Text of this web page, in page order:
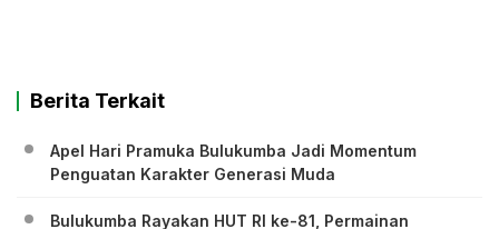
Berita Terkait
Apel Hari Pramuka Bulukumba Jadi Momentum
Penguatan Karakter Generasi Muda
Bulukumba Rayakan HUT RI ke-81, Permainan